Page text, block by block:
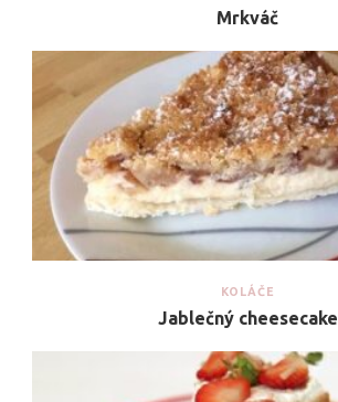
Mrkváč
KOLÁČE
Jablečný cheesecake